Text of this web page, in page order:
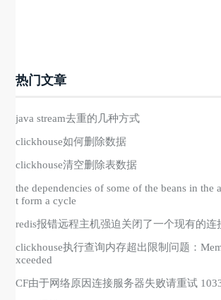
热门文章
java stream去重的几种方式
clickhouse如何删除数据
clickhouse清空删除表数据
the dependencies of some of the beans in the
t form a cycle
redis报错远程主机强迫关闭了一个现有的连
clickhouse执行查询内存超出限制问题：
xceeded
CF由于网络原因连接服务器失败请重试